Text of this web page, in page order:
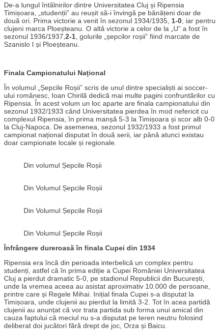
De-a lungul întâlnirilor dintre Universitatea Cluj și Ripensia
Timișoara, „studenții” au reușit să-i învingă pe bănățeni doar de
două ori. Prima victorie a venit în sezonul 1934/1935, 1-0 , iar pentru
clujeni marca Ploeșteanu. O altă victorie a celor de la „U” a fost în
sezonul 1936/1937, 2-1 , golurile „șepcilor roșii” fiind marcate de
Szanislo I și Ploeșteanu.
Finala Campionatului Național
În volumul „Șepcile Roșii” scris de unul dintre specialiști ai soccer-
ului românesc, Ioan Chirilă dedică mai multe pagini confruntărilor cu
Ripensia. În acest volum un loc aparte are finala campionatului din
sezonul 1932/1933 când Universitatea pierdea în mod nefericit cu
complexul Ripensia, în prima manșă 5-3 la Timișoara și scor alb 0-0
la Cluj-Napoca. De asemenea, sezonul 1932/1933 a fost primul
campionat național disputat în două serii, iar până atunci existau
doar campionate locale și regionale.
Din volumul Șepcile Roșii
Din Volumul Șepcile Roșii
Din Volumul Șepcile Roșii
Din Volumul Șepcile Roșii
Înfrângere dureroasă în finala Cupei din 1934
Ripensia era încă din perioada interbelică un complex pentru
studenți, astfel că în prima ediție a Cupei României Universitatea
Cluj a pierdut dramatic 5-0, pe stadionul Republicii din București,
unde la vremea aceea au asistat aproximativ 10.000 de persoane,
printre care și Regele Mihai. Inițial finala Cupei s-a disputat la
Timișoara, unde clujenii au pierdut la limită 3-2. Tot în acea partidă
clujenii au anunțat că vor trata partida sub forma unui amical din
cauza faptului că meciul nu s-a disputat pe teren neutru folosind
deliberat doi jucători fără drept de joc, Orza și Baicu.